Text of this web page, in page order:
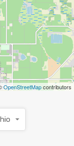
OpenStreetMapcontributors